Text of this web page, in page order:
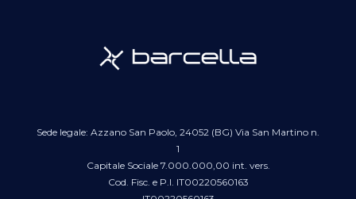
Sede legale: Azzano San Paolo, 24052 (BG) Via San Martino n.
1
Capitale Sociale 7.000.000,00 int. vers.
Cod. Fisc. e P.I. IT00220560163